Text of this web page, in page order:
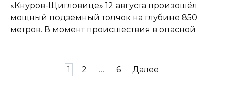
«Кнуров-Щигловице» 12 августа произошёл
мощный подземный толчок на глубине 850
метров. В момент происшествия в опасной
1 2 … 6 Далее